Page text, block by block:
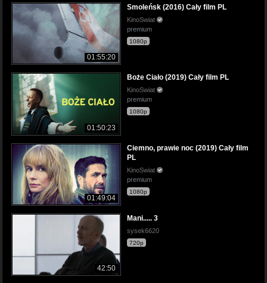
01:55:20
Smoleńsk (2016) Cały film PL
KinoSwiat
premium
1080p
01:50:23
Boże Ciało (2019) Cały film PL
KinoSwiat
premium
1080p
01:49:04
Ciemno, prawie noc (2019) Cały film
PL
KinoSwiat
premium
1080p
42:50
Mani..... 3
sysek6620
720p